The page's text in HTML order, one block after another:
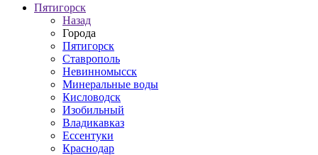
Пятигорск
Назад
Города
Пятигорск
Ставрополь
Невинномысск
Минеральные воды
Кисловодск
Изобильный
Владикавказ
Ессентуки
Краснодар